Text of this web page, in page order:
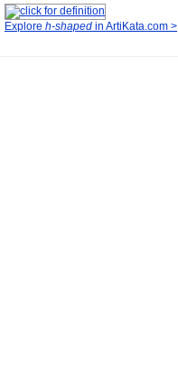
Explore h-shaped in ArtiKata.com >